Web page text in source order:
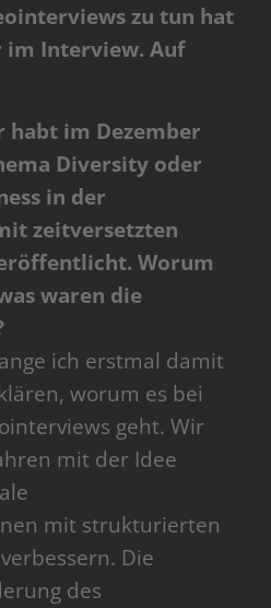
zu tun hat
im Interview. Auf
habt im Dezember
Diversity oder
in der
zeitversetzten
Worum
waren die
ich erstmal damit
worum es bei
geht. Wir
mit der Idee
mit strukturierten
Die
des